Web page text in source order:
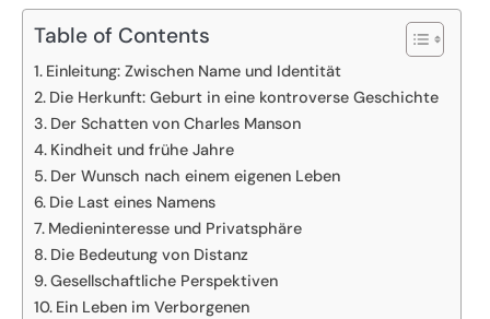
Table of Contents
Einleitung: Zwischen Name und Identität
Die Herkunft: Geburt in eine kontroverse Geschichte
Der Schatten von Charles Manson
Kindheit und frühe Jahre
Der Wunsch nach einem eigenen Leben
Die Last eines Namens
Medieninteresse und Privatsphäre
Die Bedeutung von Distanz
Gesellschaftliche Perspektiven
Ein Leben im Verborgenen